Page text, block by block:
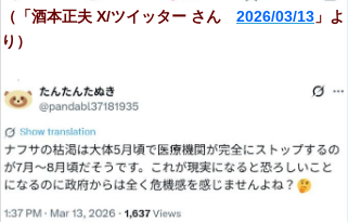
（「酒本正夫 X/ツイッター さん 2026/03/13 」よ
り）